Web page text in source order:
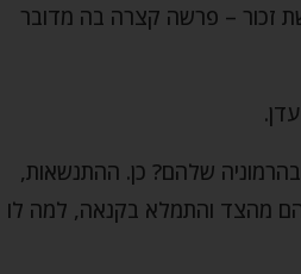
זכור – פרשה קצרה בה מדובר
שלהם? כן. ההתנשאות,
מהצד והתמלא בקנאה, למה לו